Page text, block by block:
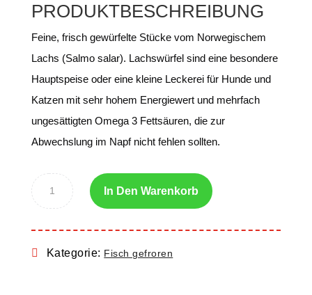
PRODUKTBESCHREIBUNG
Feine, frisch gewürfelte Stücke vom Norwegischem
Lachs (Salmo salar). Lachswürfel sind eine besondere
Hauptspeise oder eine kleine Leckerei für Hunde und
Katzen mit sehr hohem Energiewert und mehrfach
ungesättigten Omega 3 Fettsäuren, die zur
Abwechslung im Napf nicht fehlen sollten.
In Den Warenkorb
Kategorie: Fisch gefroren